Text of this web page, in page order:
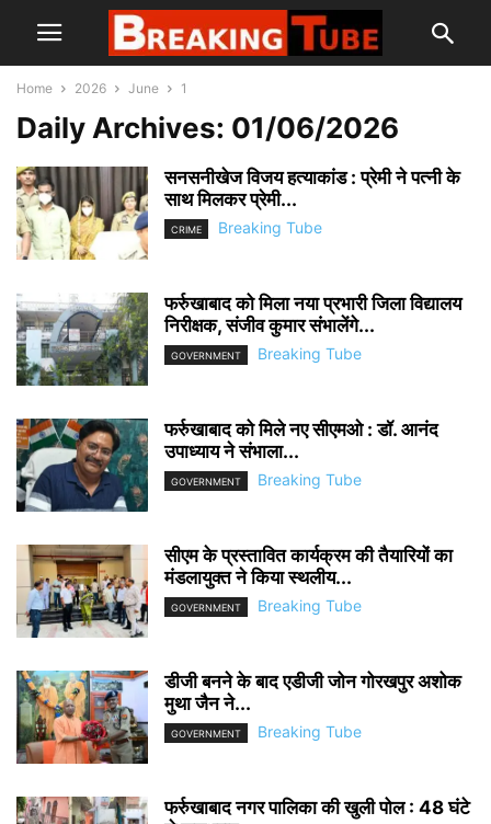
Home 2026 June 1
Daily Archives: 01/06/2026
सनसनीखेज विजय हत्याकांड : प्रेमी ने पत्नी के
साथ मिलकर प्रेमी...
CRIME Breaking Tube
फर्रुखाबाद को मिला नया प्रभारी जिला विद्यालय
निरीक्षक, संजीव कुमार संभालेंगे...
GOVERNMENT Breaking Tube
फर्रुखाबाद को मिले नए सीएमओ : डॉ. आनंद
उपाध्याय ने संभाला...
GOVERNMENT Breaking Tube
सीएम के प्रस्तावित कार्यक्रम की तैयारियों का
मंडलायुक्त ने किया स्थलीय...
GOVERNMENT Breaking Tube
डीजी बनने के बाद एडीजी जोन गोरखपुर अशोक
मुथा जैन ने...
GOVERNMENT Breaking Tube
फर्रुखाबाद नगर पालिका की खुली पोल : 48 घंटे